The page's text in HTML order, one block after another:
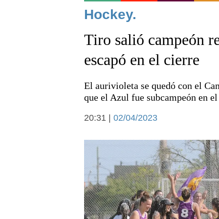
Noticias
Deportes
Arte y cultura
Economía y campo
Hockey.
Tiro salió campeón
escapó en el cierre
El aurivioleta se quedó con el
que el Azul fue subcampeón en
20:31 | 02/04/2023